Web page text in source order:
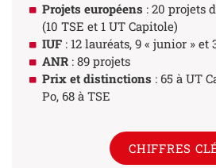
Projets européens : 20 projets
(10 TSE et 1 UT Capitole)
IUF: 12 lauréats, 9 « junior » et
ANR: 89 projets
Prix et distinctions : 65 à UT
Po, 68 à TSE
CHIFFRES